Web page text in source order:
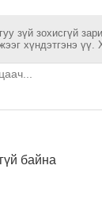
зүй зохисгүй
хүндэтгэнэ үү.
байна